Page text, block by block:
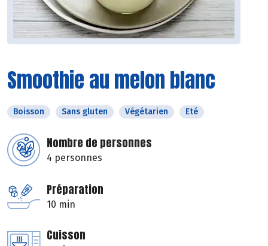
Smoothie au melon blanc
Boisson Sans gluten Végétarien Eté
Nombre de personnes
4 personnes
Préparation
10 min
Cuisson